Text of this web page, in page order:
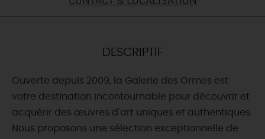
CETTE SEMAINE
DESCRIPTIF
Ouverte depuis 2009, la Galerie des Ormes est
votre destination incontournable pour découvrir et
acquérir des œuvres d'art uniques et authentiques.
Nous proposons une sélection exceptionnelle de